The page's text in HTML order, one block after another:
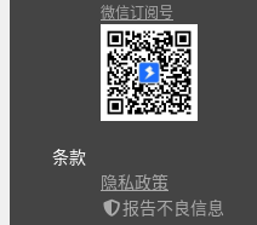
微信订阅号
条款
隐私政策
报告不良信息